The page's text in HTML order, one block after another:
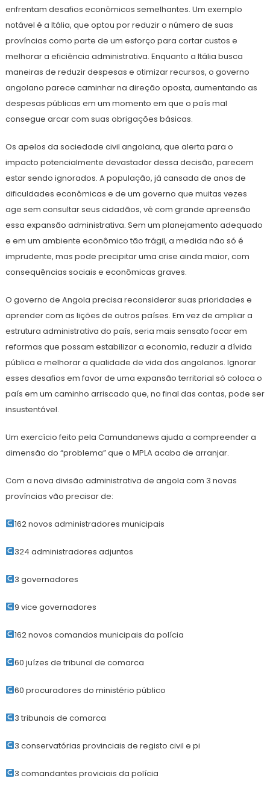
enfrentam desafios econômicos semelhantes. Um exemplo
notável é a Itália, que optou por reduzir o número de suas
províncias como parte de um esforço para cortar custos e
melhorar a eficiência administrativa. Enquanto a Itália busca
maneiras de reduzir despesas e otimizar recursos, o governo
angolano parece caminhar na direção oposta, aumentando as
despesas públicas em um momento em que o país mal
consegue arcar com suas obrigações básicas.
Os apelos da sociedade civil angolana, que alerta para o
impacto potencialmente devastador dessa decisão, parecem
estar sendo ignorados. A população, já cansada de anos de
dificuldades econômicas e de um governo que muitas vezes
age sem consultar seus cidadãos, vê com grande apreensão
essa expansão administrativa. Sem um planejamento adequado
e em um ambiente econômico tão frágil, a medida não só é
imprudente, mas pode precipitar uma crise ainda maior, com
consequências sociais e econômicas graves.
O governo de Angola precisa reconsiderar suas prioridades e
aprender com as lições de outros países. Em vez de ampliar a
estrutura administrativa do país, seria mais sensato focar em
reformas que possam estabilizar a economia, reduzir a dívida
pública e melhorar a qualidade de vida dos angolanos. Ignorar
esses desafios em favor de uma expansão territorial só coloca o
país em um caminho arriscado que, no final das contas, pode ser
insustentável.
Um exercício feito pela Camundanews ajuda a compreender a
dimensão do “problema” que o MPLA acaba de arranjar.
Com a nova divisão administrativa de angola com 3 novas
províncias vão precisar de:
162 novos administradores municipais
324 administradores adjuntos
3 governadores
9 vice governadores
162 novos comandos municipais da polícia
60 juízes de tribunal de comarca
60 procuradores do ministério público
3 tribunais de comarca
3 conservatórias provinciais de registo civil e pi
3 comandantes proviciais da polícia